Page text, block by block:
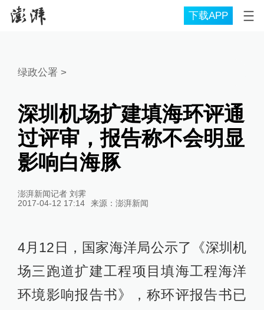
下载APP
绿政公署 >
深圳机场扩建填海环评通
过评审，报告称不会明显
影响白海豚
澎湃新闻记者 刘霁
2017-04-12 17:14
来源： 澎湃新闻
4月12日，国家海洋局公示了《深圳机
场三跑道扩建工程项目填海工程海洋
环境影响报告书》，称环评报告书已